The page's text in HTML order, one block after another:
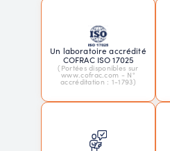
Un laboratoire accrédité
COFRAC ISO 17025
(Portées disponibles sur
www.cofrac.com - N°
accréditation : 1-1793)